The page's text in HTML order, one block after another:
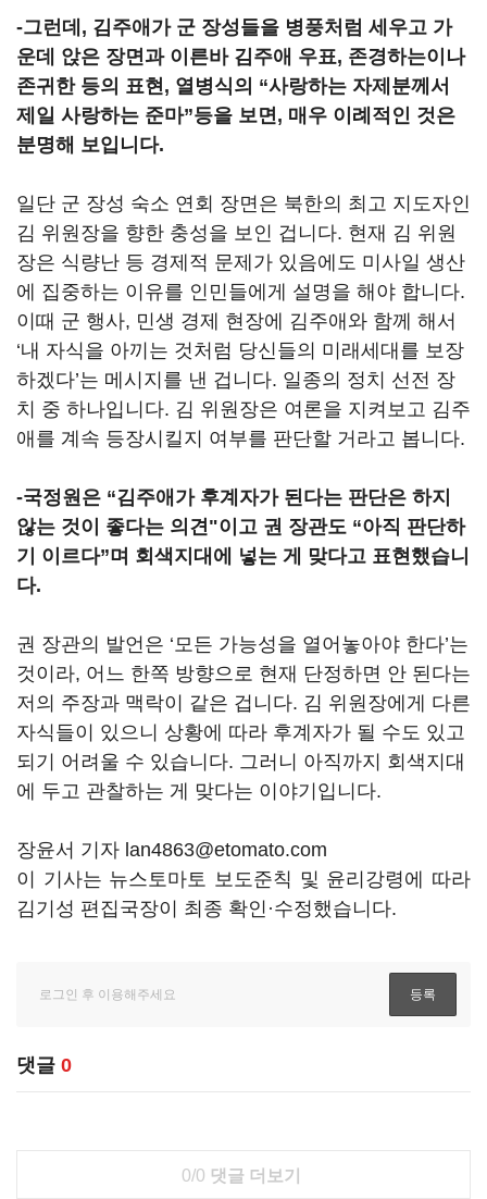
-그런데, 김주애가 군 장성들을 병풍처럼 세우고 가
운데 앉은 장면과 이른바 김주애 우표, 존경하는이나
존귀한 등의 표현, 열병식의 “사랑하는 자제분께서
제일 사랑하는 준마”등을 보면, 매우 이례적인 것은
분명해 보입니다.
일단 군 장성 숙소 연회 장면은 북한의 최고 지도자인
김 위원장을 향한 충성을 보인 겁니다. 현재 김 위원
장은 식량난 등 경제적 문제가 있음에도 미사일 생산
에 집중하는 이유를 인민들에게 설명을 해야 합니다.
이때 군 행사, 민생 경제 현장에 김주애와 함께 해서
‘내 자식을 아끼는 것처럼 당신들의 미래세대를 보장
하겠다’는 메시지를 낸 겁니다. 일종의 정치 선전 장
치 중 하나입니다. 김 위원장은 여론을 지켜보고 김주
애를 계속 등장시킬지 여부를 판단할 거라고 봅니다.
-국정원은 “김주애가 후계자가 된다는 판단은 하지
않는 것이 좋다는 의견"이고 권 장관도 “아직 판단하
기 이르다”며 회색지대에 넣는 게 맞다고 표현했습니
다.
권 장관의 발언은 ‘모든 가능성을 열어놓아야 한다’는
것이라, 어느 한쪽 방향으로 현재 단정하면 안 된다는
저의 주장과 맥락이 같은 겁니다. 김 위원장에게 다른
자식들이 있으니 상황에 따라 후계자가 될 수도 있고
되기 어려울 수 있습니다. 그러니 아직까지 회색지대
에 두고 관찰하는 게 맞다는 이야기입니다.
장윤서 기자 lan4863@etomato.com
이 기사는 뉴스토마토 보도준칙 및 윤리강령에 따라
김기성 편집국장이 최종 확인·수정했습니다.
댓글 0
0/0 댓글 더보기